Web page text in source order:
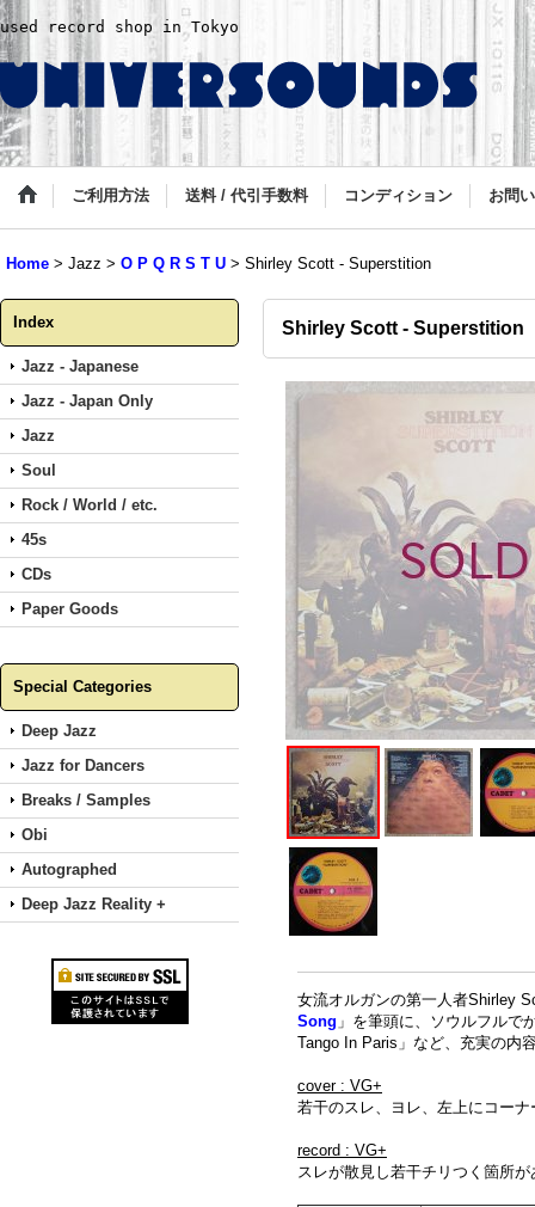
used record shop in Tokyo
ご利用方法 送料 / 代引手数料 コンディション お問
Home > Jazz > O P Q R S T U > Shirley Scott - Superstition
Index
Jazz - Japanese
Jazz - Japan Only
Jazz
Soul
Rock / World / etc.
45s
CDs
Paper Goods
Special Categories
Deep Jazz
Jazz for Dancers
Breaks / Samples
Obi
Autographed
Deep Jazz Reality +
Shirley Scott - Superstition
女流オルガンの第一人者Shirley
Song 」を筆頭に、ソウルフルで
Tango In Paris」など、充実の内
cover : VG+
若干のスレ、ヨレ、左上にコー
record : VG+
スレが散見し若干チリつく箇所